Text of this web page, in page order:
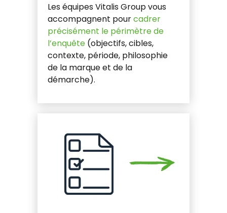
Les équipes Vitalis Group vous
accompagnent pourcadrer
précisément le périmètre de
l’enquête (objectifs, cibles,
contexte, période, philosophie
de la marque et de la
démarche).